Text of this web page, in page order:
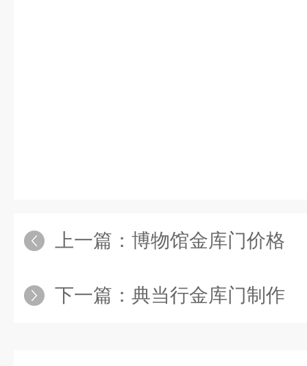
上一篇： 博物馆金库门价格
下一篇： 典当行金库门制作